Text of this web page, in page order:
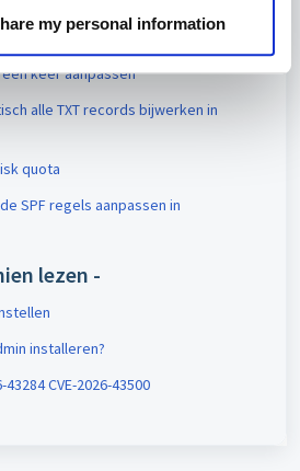
my personal information
map -
keer aanpassen
alle TXT records bijwerken in
quota
SPF regels aanpassen in
lezen -
installeren?
CVE-2026-43500